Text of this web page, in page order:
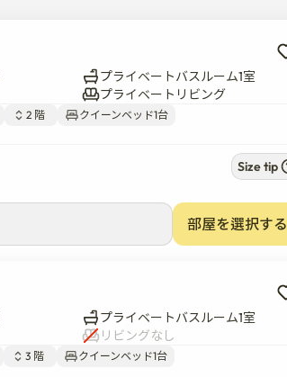
プライベートバスルーム1室
プライベートリビング
2 階 クイーンベッド1台
Size tip
部屋を選択する
プライベートバスルーム1室
リビングなし
3 階 クイーンベッド1台